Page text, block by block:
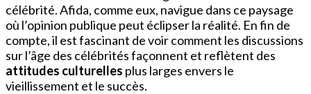
célébrité. Afida, comme eux, navigue dans ce paysage
où l’opinion publique peut éclipser la réalité. En fin de
compte, il est fascinant de voir comment les discussions
sur l’âge des célébrités façonnent et reflètent des
attitudes culturelles plus larges envers le
vieillissement et le succès.